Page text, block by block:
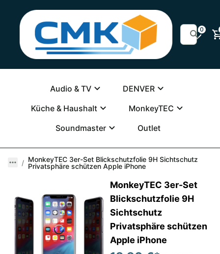
0
Audio & TV
DENVER
Küche & Haushalt
MonkeyTEC
Soundmaster
Outlet
MonkeyTEC 3er-Set Blickschutzfolie 9H Sichtschutz
Privatsphäre schützen Apple iPhone
MonkeyTEC 3er-Set
Blickschutzfolie 9H
Sichtschutz
Privatsphäre schützen
Apple iPhone